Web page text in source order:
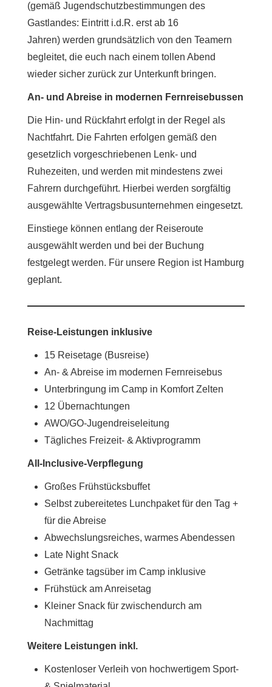
(gemäß Jugendschutzbestimmungen des
Gastlandes: Eintritt i.d.R. erst ab 16
Jahren) werden grundsätzlich von den Teamern
begleitet, die euch nach einem tollen Abend
wieder sicher zurück zur Unterkunft bringen.
An- und Abreise in modernen Fernreisebussen
Die Hin- und Rückfahrt erfolgt in der Regel als
Nachtfahrt. Die Fahrten erfolgen gemäß den
gesetzlich vorgeschriebenen Lenk- und
Ruhezeiten, und werden mit mindestens zwei
Fahrern durchgeführt. Hierbei werden sorgfältig
ausgewählte Vertragsbusunternehmen eingesetzt.
Einstiege können entlang der Reiseroute
ausgewählt werden und bei der Buchung
festgelegt werden. Für unsere Region ist Hamburg
geplant.
Reise-Leistungen inklusive
15 Reisetage (Busreise)
An- & Abreise im modernen Fernreisebus
Unterbringung im Camp in Komfort Zelten
12 Übernachtungen
AWO/GO-Jugendreiseleitung
Tägliches Freizeit- & Aktivprogramm
All-Inclusive-Verpflegung
Großes Frühstücksbuffet
Selbst zubereitetes Lunchpaket für den Tag +
für die Abreise
Abwechslungsreiches, warmes Abendessen
Late Night Snack
Getränke tagsüber im Camp inklusive
Frühstück am Anreisetag
Kleiner Snack für zwischendurch am
Nachmittag
Weitere Leistungen inkl.
Kostenloser Verleih von hochwertigem Sport-